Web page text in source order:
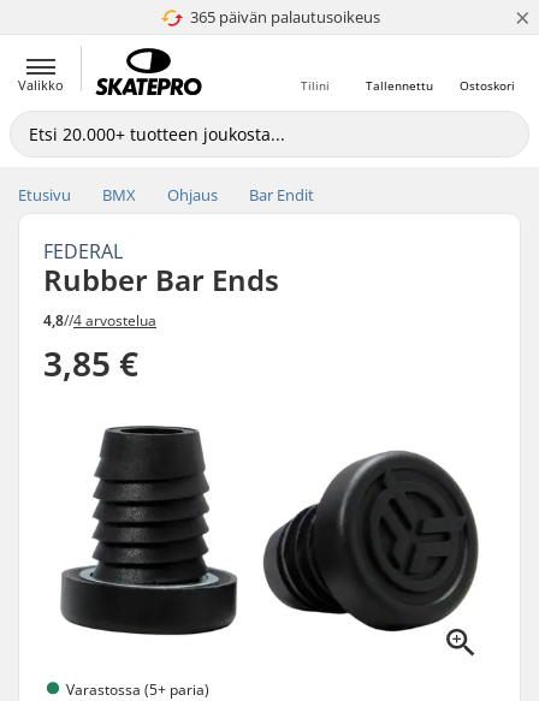
365 päivän palautusoikeus
4.8 / 5 ×
Valikko Ostoskori
Tallennettu
Tilini
Etusivu BMX Ohjaus Bar Endit
FEDERAL
Rubber Bar Ends
4,8//4 arvostelua
3,85 €
Varastossa (5+ paria)